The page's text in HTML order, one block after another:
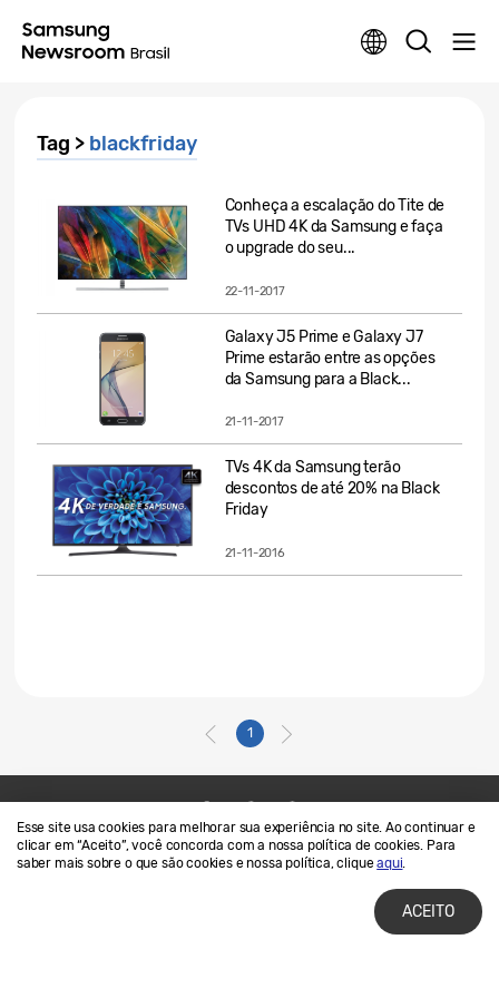
Esse site usa cookies para melhorar sua experiência no site. Ao continuar e
clicar em “Aceito”, você concorda com a nossa política de cookies. Para
saber mais sobre o que são cookies e nossa política, cliqueaqui.
ACEITO
Tag > blackfriday
Conheça a escalação do Tite de
TVs UHD 4K da Samsung e faça
o upgrade do seu...
22-11-2017
Galaxy J5 Prime e Galaxy J7
Prime estarão entre as opções
da Samsung para a Black...
21-11-2017
TVs 4K da Samsung terão
descontos de até 20% na Black
Friday
21-11-2016
1
Contato
SAMSUNG.COM
Termos de Uso
Privacidade e Cookies